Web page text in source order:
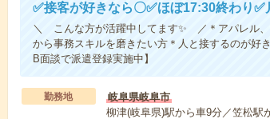
✅接客が好きなら〇✅ほぼ17:30終わり
＼ こんな方が活躍中してます✨ ／＊アパレル
から事務スキルを磨きたい方＊人と接するのが好
B面談で派遣登録実施中】
勤務地
岐阜県岐阜市
柳津(岐阜県)駅から車9分／笠松駅